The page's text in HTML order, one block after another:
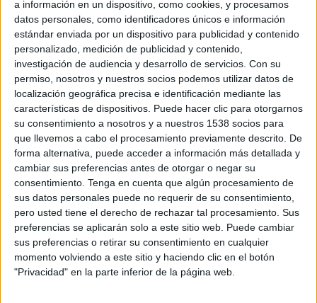
a información en un dispositivo, como cookies, y procesamos
datos personales, como identificadores únicos e información
estándar enviada por un dispositivo para publicidad y contenido
personalizado, medición de publicidad y contenido,
investigación de audiencia y desarrollo de servicios. Con su
permiso, nosotros y nuestros socios podemos utilizar datos de
localización geográfica precisa e identificación mediante las
características de dispositivos. Puede hacer clic para otorgarnos
su consentimiento a nosotros y a nuestros 1538 socios para
que llevemos a cabo el procesamiento previamente descrito. De
forma alternativa, puede acceder a información más detallada y
cambiar sus preferencias antes de otorgar o negar su
consentimiento. Tenga en cuenta que algún procesamiento de
sus datos personales puede no requerir de su consentimiento,
pero usted tiene el derecho de rechazar tal procesamiento. Sus
preferencias se aplicarán solo a este sitio web. Puede cambiar
sus preferencias o retirar su consentimiento en cualquier
momento volviendo a este sitio y haciendo clic en el botón
"Privacidad" en la parte inferior de la página web.
nombre d'edils amb el PSC. Els socialistes van
perdre l'alcaldia a mig mandat amb una moció
de censura d'ERC i PDeCAT. Els republicans
estan lluny dels onze regidors necessaris per
governar en majoria.
Som Gent de Poble, amb tres regidors, i
JuntsxCAT-Junts, amb dos, són les dues
formacions amb qui volen negociar per formar
govern. Primer volen pactar amb SGdP i
després amb JuntsxCAT. Aquesta possible
aliança no és una sorpresa perquè durant la
campanya les tres formacions ja van signar un
acord comprometent-se a formar un bloc
independentista. "Tenim legitimitat per formar